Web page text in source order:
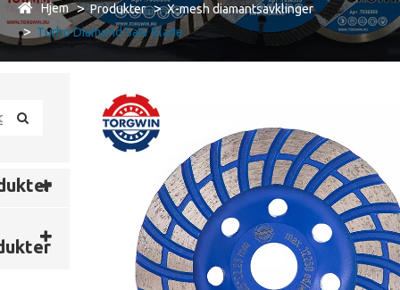
Hjem Produkter
X-mesh diamantsavklinger
Turbo Diamond Saw Blade